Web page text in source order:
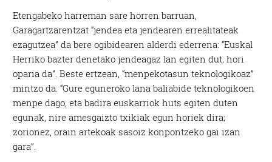
Etengabeko harreman sare horren barruan,
Garagartzarentzat “jendea eta jendearen errealitateak
ezagutzea” da bere ogibidearen alderdi ederrena: “Euskal
Herriko bazter denetako jendeagaz lan egiten dut; hori
oparia da”. Beste ertzean, “menpekotasun teknologikoaz”
mintzo da. “Gure eguneroko lana baliabide teknologikoen
menpe dago, eta badira euskarriok huts egiten duten
egunak, nire amesgaizto txikiak egun horiek dira;
zorionez, orain artekoak sasoiz konpontzeko gai izan
gara”.